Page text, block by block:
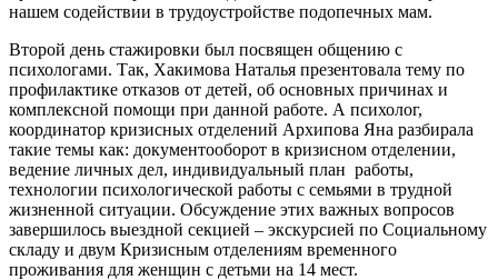
нашем содействии в трудоустройстве подопечных мам.
Второй день стажировки был посвящен общению с
психологами. Так, Хакимова Наталья презентовала тему по
профилактике отказов от детей, об основных причинах и
комплексной помощи при данной работе. А психолог,
координатор кризисных отделений Архипова Яна разбирала
такие темы как: документооборот в кризисном отделении,
ведение личных дел, индивидуальный план работы,
технологии психологической работы с семьями в трудной
жизненной ситуации. Обсуждение этих важных вопросов
завершилось выездной секцией – экскурсией по Социальному
складу и двум Кризисным отделениям временного
проживания для женщин с детьми на 14 мест.